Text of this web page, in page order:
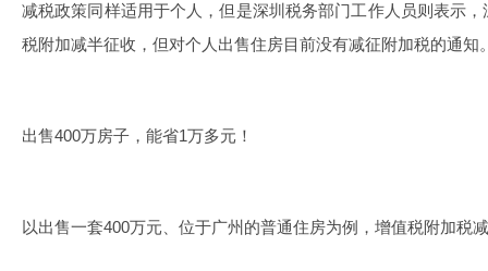
减税政策同样适用于个人，但是深圳税务部门工作人员则表示
税附加减半征收，但对个人出售住房目前没有减征附加税的通知
出售400万房子，能省1万多元！
以出售一套400万元、位于广州的普通住房为例，增值税附加税